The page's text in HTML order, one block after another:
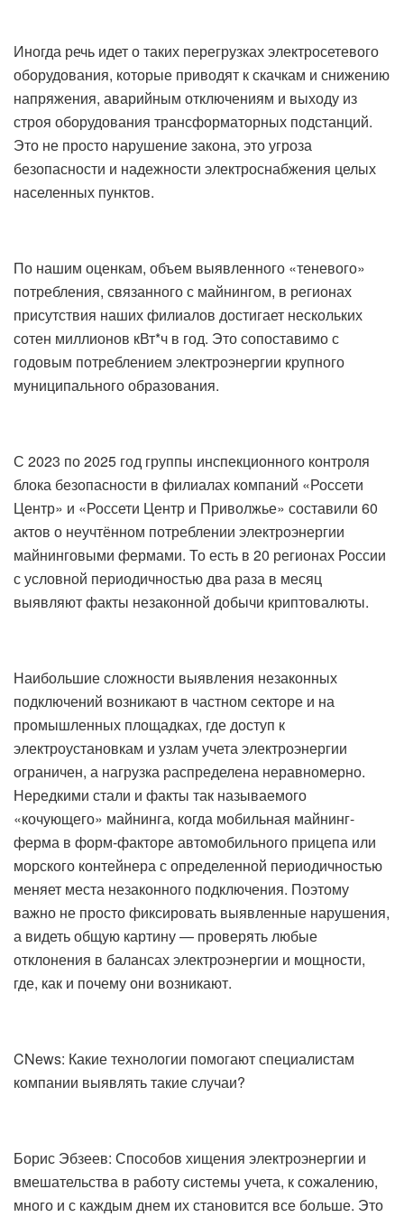
Иногда речь идет о таких перегрузках электросетевого
оборудования, которые приводят к скачкам и снижению
напряжения, аварийным отключениям и выходу из
строя оборудования трансформаторных подстанций.
Это не просто нарушение закона, это угроза
безопасности и надежности электроснабжения целых
населенных пунктов.
По нашим оценкам, объем выявленного «теневого»
потребления, связанного с майнингом, в регионах
присутствия наших филиалов достигает нескольких
сотен миллионов кВт*ч в год. Это сопоставимо с
годовым потреблением электроэнергии крупного
муниципального образования.
С 2023 по 2025 год группы инспекционного контроля
блока безопасности в филиалах компаний «Россети
Центр» и «Россети Центр и Приволжье» составили 60
актов о неучтённом потреблении электроэнергии
майнинговыми фермами. То есть в 20 регионах России
с условной периодичностью два раза в месяц
выявляют факты незаконной добычи криптовалюты.
Наибольшие сложности выявления незаконных
подключений возникают в частном секторе и на
промышленных площадках, где доступ к
электроустановкам и узлам учета электроэнергии
ограничен, а нагрузка распределена неравномерно.
Нередкими стали и факты так называемого
«кочующего» майнинга, когда мобильная майнинг-
ферма в форм-факторе автомобильного прицепа или
морского контейнера с определенной периодичностью
меняет места незаконного подключения. Поэтому
важно не просто фиксировать выявленные нарушения,
а видеть общую картину — проверять любые
отклонения в балансах электроэнергии и мощности,
где, как и почему они возникают.
CNews: Какие технологии помогают специалистам
компании выявлять такие случаи?
Борис Эбзеев: Способов хищения электроэнергии и
вмешательства в работу системы учета, к сожалению,
много и с каждым днем их становится все больше. Это